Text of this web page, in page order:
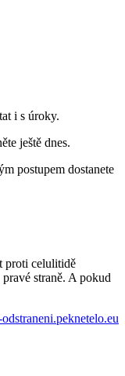
i s úroky.
ještě dnes.
postupem dostanete
proti celulitidě
straně. A pokud